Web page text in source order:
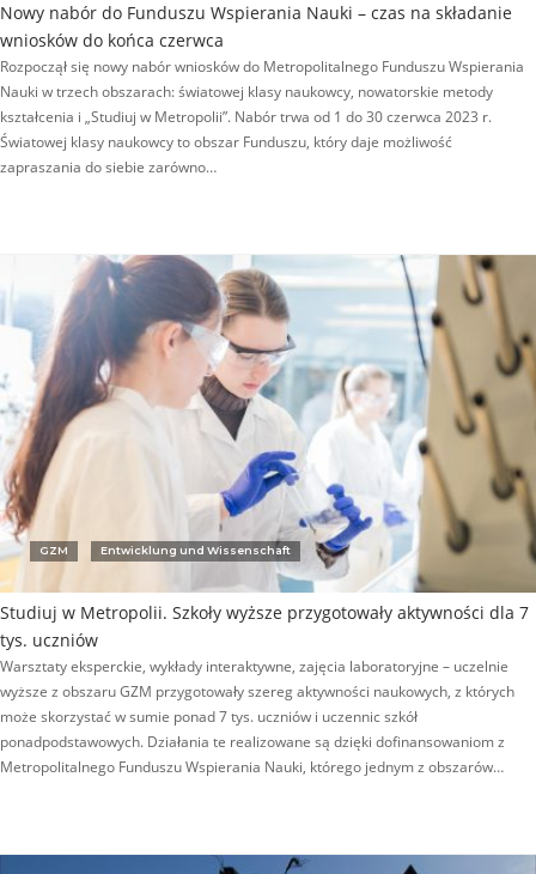
Nowy nabór do Funduszu Wspierania Nauki – czas na składanie
wniosków do końca czerwca
Rozpoczął się nowy nabór wniosków do Metropolitalnego Funduszu Wspierania
Nauki w trzech obszarach: światowej klasy naukowcy, nowatorskie metody
kształcenia i „Studiuj w Metropolii”. Nabór trwa od 1 do 30 czerwca 2023 r.
Światowej klasy naukowcy to obszar Funduszu, który daje możliwość
zapraszania do siebie zarówno…
GZM Entwicklung und Wissenschaft
Studiuj w Metropolii. Szkoły wyższe przygotowały aktywności dla 7
tys. uczniów
Warsztaty eksperckie, wykłady interaktywne, zajęcia laboratoryjne – uczelnie
wyższe z obszaru GZM przygotowały szereg aktywności naukowych, z których
może skorzystać w sumie ponad 7 tys. uczniów i uczennic szkół
ponadpodstawowych. Działania te realizowane są dzięki dofinansowaniom z
Metropolitalnego Funduszu Wspierania Nauki, którego jednym z obszarów…